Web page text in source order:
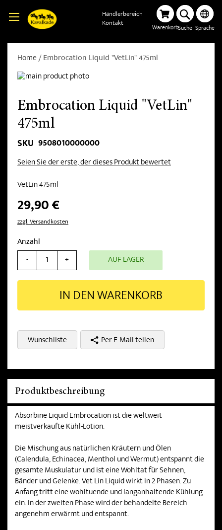
Händlerbereich
Kontakt
Sprache
WarenkorbSuche
Home Embrocation Liquid "VetLin" 475ml
Embrocation Liquid "VetLin"
475ml
SKU 9508010000000
Seien Sie der erste, der dieses Produkt bewertet
VetLin 475ml
29,90 €
zzgl. Versandkosten
Anzahl
- + AUF LAGER
IN DEN WARENKORB
Wunschliste Per E-Mail teilen
Produktbeschreibung
Absorbine Liquid Embrocation ist die weltweit
meistverkaufte Kühl-Lotion.
Die Mischung aus natürlichen Kräutern und Ölen
(Calendula, Echinacea, Menthol und Wermut) entspannt die
gesamte Muskulatur und ist eine Wohltat für Sehnen,
Bänder und Gelenke. Vet Lin Liquid wirkt in 2 Phasen. Zu
Anfang tritt eine wohltuende und langanhaltende Kühlung
ein. In der zweiten Phase wird der behandelte Bereich
angenehm erwärmt und entspannt.